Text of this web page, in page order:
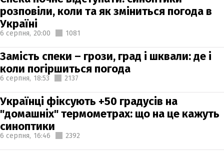
розповіли, коли та як зміниться погода в
Україні
6 серпня, 20:00 1081
Замість спеки – грози, град і шквали: де і
коли погіршиться погода
6 серпня, 18:53 2137
Українці фіксують +50 градусів на
"домашніх" термометрах: що на це кажуть
синоптики
6 серпня, 16:46 2392